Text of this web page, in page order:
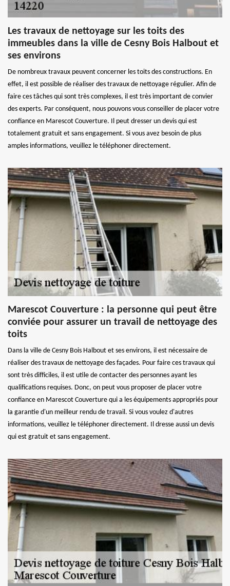
Les travaux de nettoyage sur les toits des
immeubles dans la ville de Cesny Bois Halbout et
ses environs
De nombreux travaux peuvent concerner les toits des constructions. En
effet, il est possible de réaliser des travaux de nettoyage régulier. Afin de
faire ces tâches qui sont très complexes, il est très important de convier
des experts. Par conséquent, nous pouvons vous conseiller de placer votre
confiance en Marescot Couverture. Il peut dresser un devis qui est
totalement gratuit et sans engagement. Si vous avez besoin de plus
amples informations, veuillez le téléphoner directement.
Marescot Couverture : la personne qui peut être
conviée pour assurer un travail de nettoyage des
toits
Dans la ville de Cesny Bois Halbout et ses environs, il est nécessaire de
réaliser des travaux de nettoyage des façades. Pour faire ces travaux qui
sont très difficiles, il est utile de contacter des personnes ayant les
qualifications requises. Donc, on peut vous proposer de placer votre
confiance en Marescot Couverture qui a les équipements appropriés pour
la garantie d'un meilleur rendu de travail. Si vous voulez d'autres
informations, veuillez le téléphoner directement. Il dresse aussi un devis
qui est gratuit et sans engagement.